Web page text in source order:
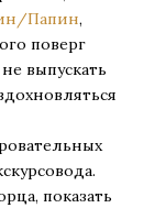
Папин,
поверг
выпускать
показать